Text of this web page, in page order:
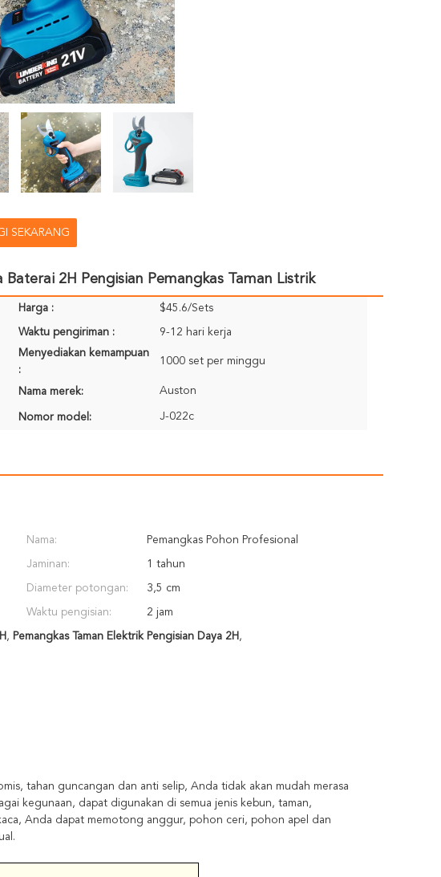
SEKARANG
2H Pengisian Pemangkas Taman Listrik
Harga : $45.6/Sets
Waktu pengiriman :
9-12 hari kerja
Menyediakan kemampuan
:
1000 set per minggu
Nama merek: Auston
Nomor model: J-022c
Nama: Pemangkas Pohon Profesional
Jaminan: 1 tahun
Diameter potongan: 3,5 cm
Waktu pengisian: 2 jam
, Pemangkas Taman Elektrik Pengisian Daya 2H ,
tahan guncangan dan anti selip, Anda tidak akan mudah merasa
kegunaan, dapat digunakan di semua jenis kebun, taman,
Anda dapat memotong anggur, pohon ceri, pohon apel dan